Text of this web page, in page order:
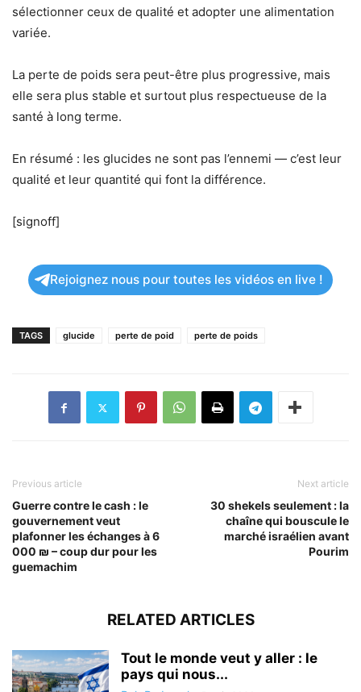
sélectionner ceux de qualité et adopter une alimentation
variée.
La perte de poids sera peut-être plus progressive, mais
elle sera plus stable et surtout plus respectueuse de la
santé à long terme.
En résumé : les glucides ne sont pas l’ennemi — c’est leur
qualité et leur quantité qui font la différence.
[signoff]
Rejoignez nous pour toutes les vidéos en live !
TAGS glucide perte de poid perte de poids
Previous article
Guerre contre le cash : le
gouvernement veut
plafonner les échanges à 6
000 ₪ – coup dur pour les
guemachim
Next article
30 shekels seulement : la
chaîne qui bouscule le
marché israélien avant
Pourim
RELATED ARTICLES
Tout le monde veut y aller : le
pays qui nous...